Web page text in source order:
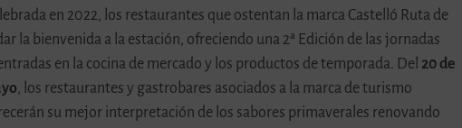
en 2022, los restaurantes que ostentan la marca Castelló Ruta de
la bienvenida a la estación, ofreciendo una 2ª Edición de las jornadas
en la cocina de mercado y los productos de temporada. Del 20 de
, los restaurantes y gastrobares asociados a la marca de turismo
su mejor interpretación de los sabores primaverales renovando